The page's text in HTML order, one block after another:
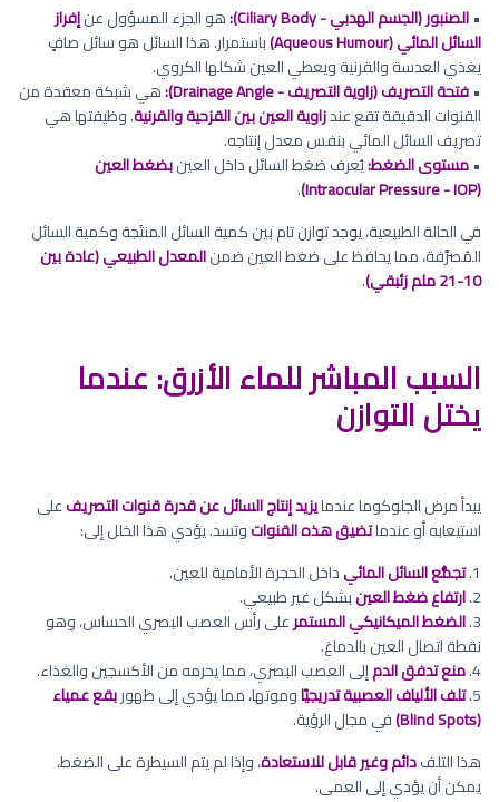
•الصنبور (الجسم الهدبي - Ciliary Body): هو الجزء المسؤول عنإفراز
السائل المائي (Aqueous Humour)
باستمرار. هذا السائل هو سائل صافٍ
يغذي العدسة والقرنية ويعطي العين شكلها الكروي.
•فتحة التصريف (زاوية التصريف - Drainage Angle):
هي شبكة معقدة من
القنوات الدقيقة تقع عندزاوية العين بين القزحية والقرنية. وظيفتها هي
تصريف السائل المائي بنفس معدل إنتاجه.
•مستوى الضغط:يُعرف ضغط السائل داخل العينبضغط العين
(Intraocular Pressure - IOP)
.
في الحالة الطبيعية، يوجد توازن تام بين كمية السائل المنتَجة وكمية السائل
المُصرَّفة، مما يحافظ على ضغط العين ضمنالمعدل الطبيعي (عادة بين
10-21 ملم زئبقي)
.
السبب المباشر للماء الأزرق: عندما
يختل التوازن
يبدأ مرض الجلوكوما عندمايزيد إنتاج السائل عن قدرة قنوات التصريفعلى
استيعابه أو عندماتضيق هذه القنواتوتسد. يؤدي هذا الخلل إلى:
1. تجمُّع السائل المائيداخل الحجرة الأمامية للعين.
2. ارتفاع ضغط العينبشكل غير طبيعي.
3. الضغط الميكانيكي المستمرعلى رأس العصب البصري الحساس، وهو
نقطة اتصال العين بالدماغ.
4. منع تدفق الدمإلى العصب البصري، مما يحرمه من الأكسجين والغذاء.
5. تلف الألياف العصبية تدريجيًاوموتها، مما يؤدي إلى ظهوربقع عمياء
(Blind Spots)
في مجال الرؤية.
هذا التلفدائم وغير قابل للاستعادة، وإذا لم يتم السيطرة على الضغط،
يمكن أن يؤدي إلى العمى.